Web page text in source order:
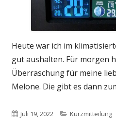
Heute war ich im
gut aushalten. Für morgen
Überraschung für meine
Melone. Die gibt es dann
Veröffentlicht
Juli 19, 2022 Kategorien
Kurzmitteilung